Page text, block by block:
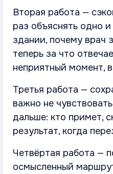
Вторая работа —
раз объяснять одно
здании, почему врач
теперь за что
неприятный момент,
Третья работа —
важно не
дальше: кто примет,
результат, когда
Четвёртая работа —
осмысленный